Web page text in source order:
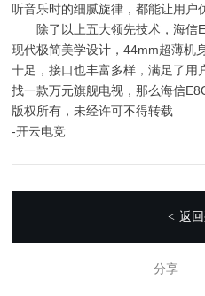
听音乐时的细腻旋律，都能让用户
除了以上五大领先技术，海信
现代极简美学设计，44mm超薄机
十足，接口也丰富多样，满足了用
找一款万元旗舰电视，那么海信
版权所有，未经许可不得转载
-开云电竞
< 返
分享